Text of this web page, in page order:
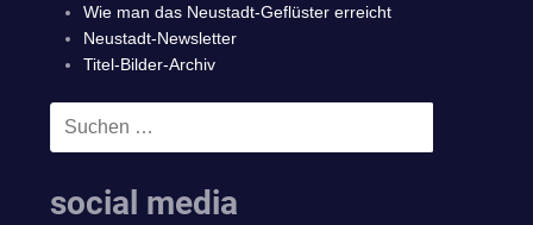
Wie man das Neustadt-Geflüster erreicht
Neustadt-Newsletter
Titel-Bilder-Archiv
Suchen
social media